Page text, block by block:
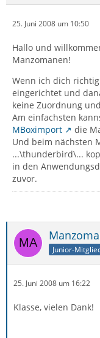
25. Juni 2008 um 10:50
Hallo und
Manzomanen!
Wenn ich dich
eingerichtet und
keine Zuordnung
Am einfachsten
MBoximport
die
Und beim nächsten
...\thunderbird\...
in den
zuvor.
Junior-
25. Juni 2008 um 16:22
Klasse, vielen Dank!